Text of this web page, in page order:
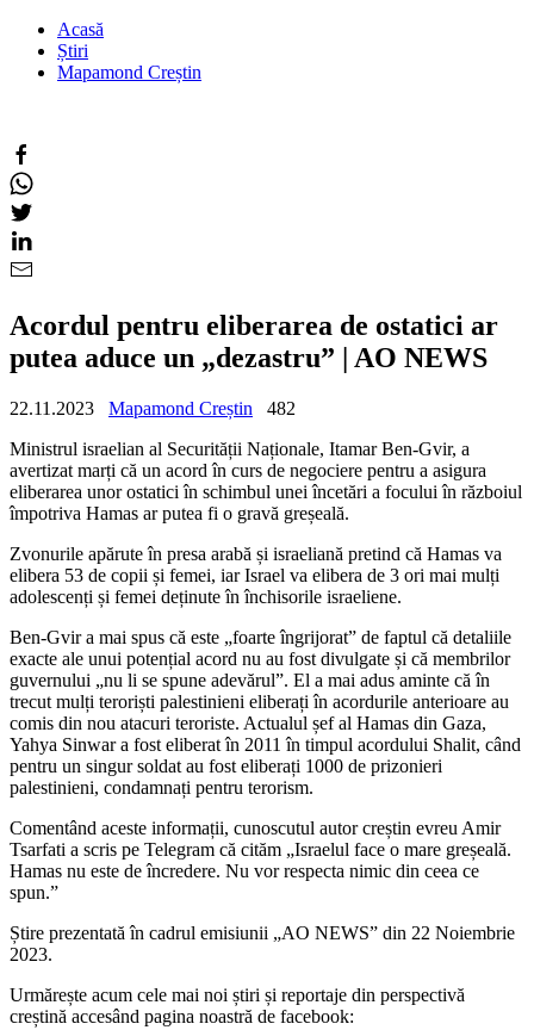
Acasă
Știri
Mapamond Creștin
Acordul pentru eliberarea de ostatici ar
putea aduce un „dezastru” | AO NEWS
22.11.2023 Mapamond Creștin
482
Ministrul israelian al Securității Naționale, Itamar Ben-Gvir, a
avertizat marți că un acord în curs de negociere pentru a asigura
eliberarea unor ostatici în schimbul unei încetări a focului în războiul
împotriva Hamas ar putea fi o gravă greșeală.
Zvonurile apărute în presa arabă și israeliană pretind că Hamas va
elibera 53 de copii și femei, iar Israel va elibera de 3 ori mai mulți
adolescenți și femei deținute în închisorile israeliene.
Ben-Gvir a mai spus că este „foarte îngrijorat” de faptul că detaliile
exacte ale unui potențial acord nu au fost divulgate și că membrilor
guvernului „nu li se spune adevărul”. El a mai adus aminte că în
trecut mulți teroriști palestinieni eliberați în acordurile anterioare au
comis din nou atacuri teroriste. Actualul șef al Hamas din Gaza,
Yahya Sinwar a fost eliberat în 2011 în timpul acordului Shalit, când
pentru un singur soldat au fost eliberați 1000 de prizonieri
palestinieni, condamnați pentru terorism.
Comentând aceste informații, cunoscutul autor creștin evreu Amir
Tsarfati a scris pe Telegram că cităm „Israelul face o mare greșeală.
Hamas nu este de încredere. Nu vor respecta nimic din ceea ce
spun.”
Știre prezentată în cadrul emisiunii „AO NEWS” din 22 Noiembrie
2023.
Urmărește acum cele mai noi știri și reportaje din perspectivă
creștină accesând pagina noastră de facebook: